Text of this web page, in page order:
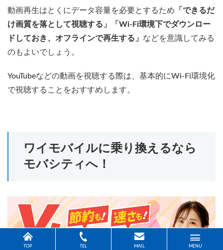
動画再生はとくにデータ容量を必要とするため 「できるだ
け画質を落として視聴する」「Wi-Fi環境下でダウンロー
ドしておき、オフラインで再生する」 などを意識してみる
のもよいでしょう。
YouTubeなどの動画を視聴する際は、基本的にWi-Fi環境化
で視聴することをおすすめします。
ワイモバイルに乗り換えるなら
モバシティへ！
TOP TEL MAIL MENU